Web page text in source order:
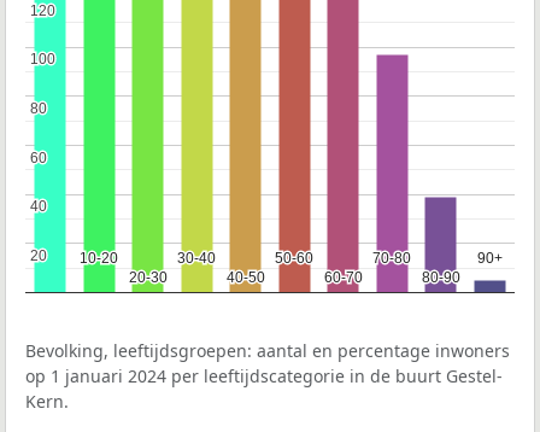
10-20
10-20
20-30
20-30
30-40
30-40
40-50
40-50
50-60
50-60
60-70
60-70
70-80
70-80
80-90
80-90
90+
90+
20
20
40
40
60
60
80
80
100
100
120
120
Bevolking, leeftijdsgroepen: aantal en percentage inwoners
op 1 januari 2024 per leeftijdscategorie in de buurt Gestel-
Kern.